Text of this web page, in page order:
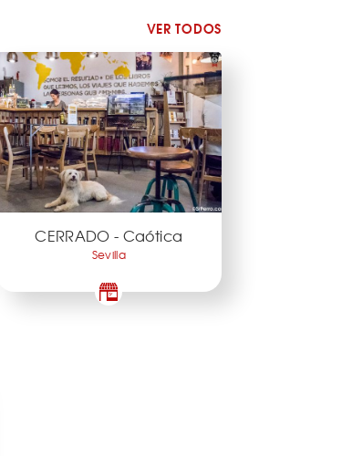
VER TODOS
CERRADO - Caótica
Sevilla